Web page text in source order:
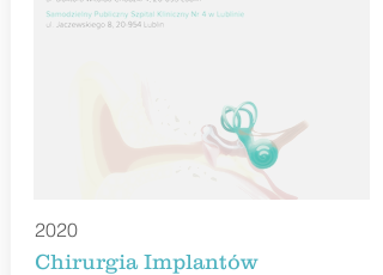
2020
Chirurgia Implantów